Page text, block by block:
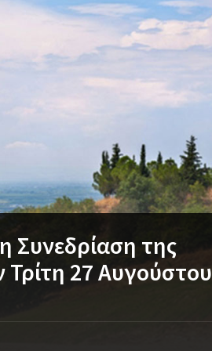
Συνεδρίαση της
Τρίτη 27 Αυγούστου